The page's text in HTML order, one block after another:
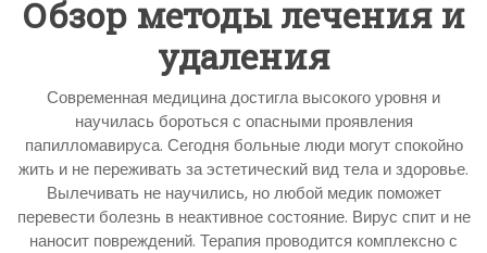
Обзор методы лечения и
удаления
Современная медицина достигла высокого уровня и
научилась бороться с опасными проявления
папилломавируса. Сегодня больные люди могут спокойно
жить и не переживать за эстетический вид тела и здоровье.
Вылечивать не научились, но любой медик поможет
перевести болезнь в неактивное состояние. Вирус спит и не
наносит повреждений. Терапия проводится комплексно с